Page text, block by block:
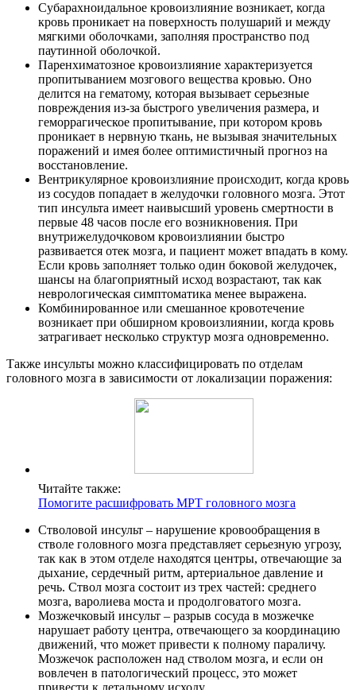
Субарахноидальное кровоизлияние возникает, когда
кровь проникает на поверхность полушарий и между
мягкими оболочками, заполняя пространство под
паутинной оболочкой.
Паренхиматозное кровоизлияние характеризуется
пропитыванием мозгового вещества кровью. Оно
делится на гематому, которая вызывает серьезные
повреждения из-за быстрого увеличения размера, и
геморрагическое пропитывание, при котором кровь
проникает в нервную ткань, не вызывая значительных
поражений и имея более оптимистичный прогноз на
восстановление.
Вентрикулярное кровоизлияние происходит, когда кровь
из сосудов попадает в желудочки головного мозга. Этот
тип инсульта имеет наивысший уровень смертности в
первые 48 часов после его возникновения. При
внутрижелудочковом кровоизлиянии быстро
развивается отек мозга, и пациент может впадать в кому.
Если кровь заполняет только один боковой желудочек,
шансы на благоприятный исход возрастают, так как
неврологическая симптоматика менее выражена.
Комбинированное или смешанное кровотечение
возникает при обширном кровоизлиянии, когда кровь
затрагивает несколько структур мозга одновременно.
Также инсульты можно классифицировать по отделам
головного мозга в зависимости от локализации поражения:
Читайте также:
Помогите расшифровать МРТ головного мозга
Стволовой инсульт – нарушение кровообращения в
стволе головного мозга представляет серьезную угрозу,
так как в этом отделе находятся центры, отвечающие за
дыхание, сердечный ритм, артериальное давление и
речь. Ствол мозга состоит из трех частей: среднего
мозга, варолиева моста и продолговатого мозга.
Мозжечковый инсульт – разрыв сосуда в мозжечке
нарушает работу центра, отвечающего за координацию
движений, что может привести к полному параличу.
Мозжечок расположен над стволом мозга, и если он
вовлечен в патологический процесс, это может